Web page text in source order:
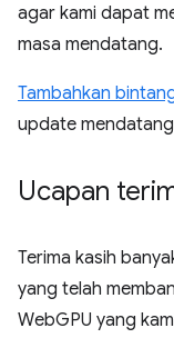
agar kami dapat
masa mendatang.
Tambahkan
update
Ucapan
Terima kasih
yang telah
WebGPU yang